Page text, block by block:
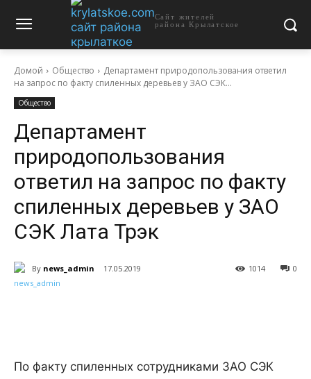
Сайт жителей
района Крылатское
Домой Общество
Департамент природопользования ответил
на запрос по факту спиленных деревьев у ЗАО СЭК...
Общество
Департамент
природопользования
ответил на запрос по факту
спиленных деревьев у ЗАО
СЭК Лата Трэк
By news_admin 17.05.2019 0
1014
По факту спиленных сотрудниками ЗАО СЭК